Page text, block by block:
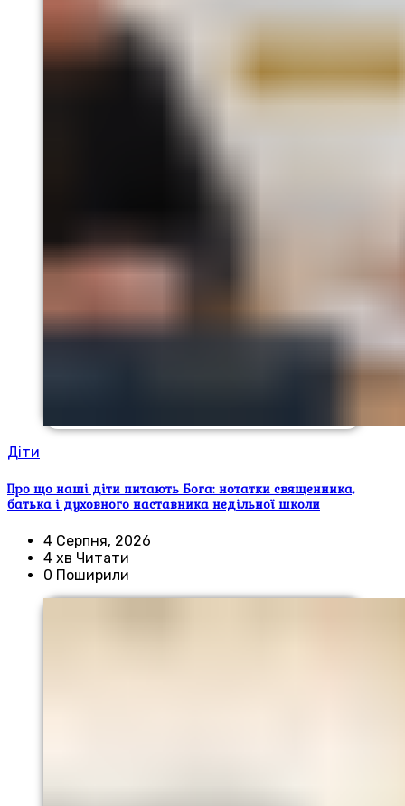
Діти
Про що наші діти питають Бога: нотатки священника,
батька і духовного наставника недільної школи
4 Серпня, 2026
4 хв Читати
0 Поширили